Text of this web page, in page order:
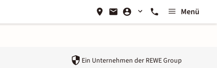
Menü
Ein Unternehmen der REWE Group